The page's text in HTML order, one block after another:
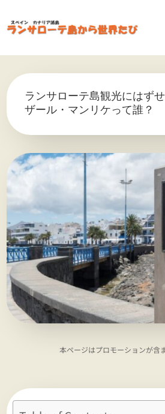
ランサローテ島観光にはず
ザール・マンリケって誰？
本ページはプロモーションが含